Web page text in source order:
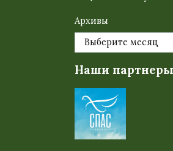
Архивы
Наши партнеры